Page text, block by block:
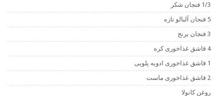
1/3 فنجان شکر
5 فنجان آلبالو تازه
3 فنجان برنج
4 قاشق غذاخوری کره
1 قاشق غذاخوری ادویه پلویی
2 قاشق غذاخوری ماست
روغن کانولا